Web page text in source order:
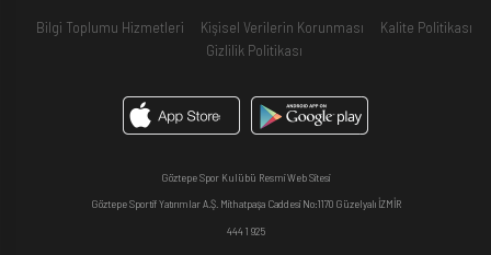
Bilgi Toplumu Hizmetleri Kişisel Verilerin Korunması
Kalite Politikası
Gizlilik Politikası
Göztepe Spor Kulübü Resmi Web Sitesi
Göztepe Sportif Yatırımlar A.Ş. Mithatpaşa Caddesi No:1170 Güzelyalı İZMİR
444 1 925